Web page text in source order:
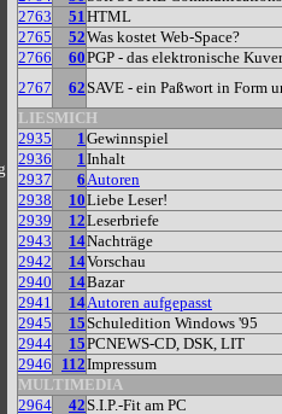
2763
51HTML
2765
52Was kostet Web-Space?
2766
60PGP - das elektronische
2767
62SAVE - ein Paßwort in Form
LIESMICH
2935
1Gewinnspiel
2936
1Inhalt
2937
6Autoren
2938
10Liebe Leser!
2939
12Leserbriefe
2943
14Nachträge
2942
14Vorschau
2940
14Bazar
2941
14Autoren aufgepasst
2945
15Schuledition Windows '95
2944
15PCNEWS-CD, DSK, LIT
2946
112Impressum
MULTIMEDIA
2964
42S.I.P.-Fit am PC